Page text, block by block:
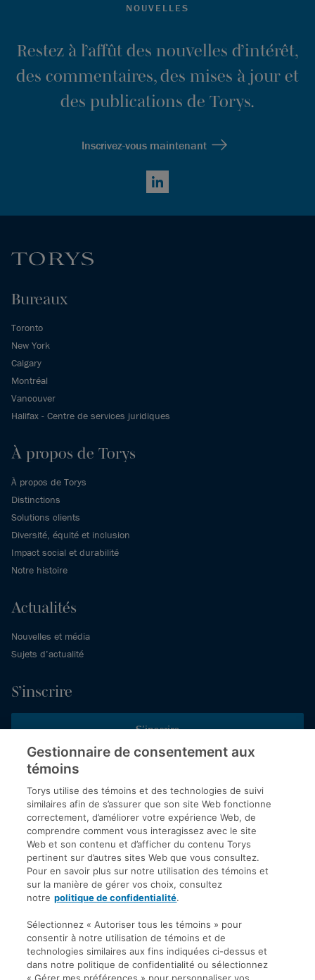
NOUVELLES
Restez à l’affût des nouvelles d’intérêt,
des commentaires, des mises à jour et
des publications de Torys.
Inscrivez-vous maintenant
LinkedIn
Bureaux
Toronto
New York
Calgary
Montréal
Vancouver
Halifax - Centre de services juridiques
À propos de Torys
À propos de Torys
Distinctions
Solutions clients
Diversité, équité et inclusion
Impact social et durabilité
Notre histoire
Actualités
Nouvelles et média
Sujets d’actualité
S’inscrire
S’inscrire
Inscrivez-vous aux publications de Torys pour recevoir nos derniers
commentaires, notre calendrier de webinaires et d’événements et
plus encore.
© 2026 Société d'avocats Torys S.E.N.C.R.L. Tous droits
réservés.
Politique de protection des renseignements personnels
Droit d’auteur
Avis de non-responsabilité
Modalités générales
Accessibilité
Gestionnaire de consentement aux
témoins
Torys utilise des témoins et des technologies de suivi
similaires afin de s’assurer que son site Web fonctionne
correctement, d’améliorer votre expérience Web, de
comprendre comment vous interagissez avec le site
Web et son contenu et d’afficher du contenu Torys
pertinent sur d’autres sites Web que vous consultez.
Pour en savoir plus sur notre utilisation des témoins et
sur la manière de gérer vos choix, consultez
notre politique de confidentialité.
Sélectionnez « Autoriser tous les témoins » pour
consentir à notre utilisation de témoins et de
technologies similaires aux fins indiquées ci-dessus et
dans notre politique de confidentialité ou sélectionnez